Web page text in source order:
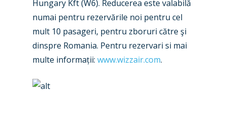
Hungary Kft (W6). Reducerea este valabilă
numai pentru rezervările noi pentru cel
mult 10 pasageri, pentru zboruri către şi
dinspre Romania. Pentru rezervari si mai
multe informații: www.wizzair.com.
Accidents / Incidents
Airshows
Dubai 2025
Paris 2025
Business Jets
Military